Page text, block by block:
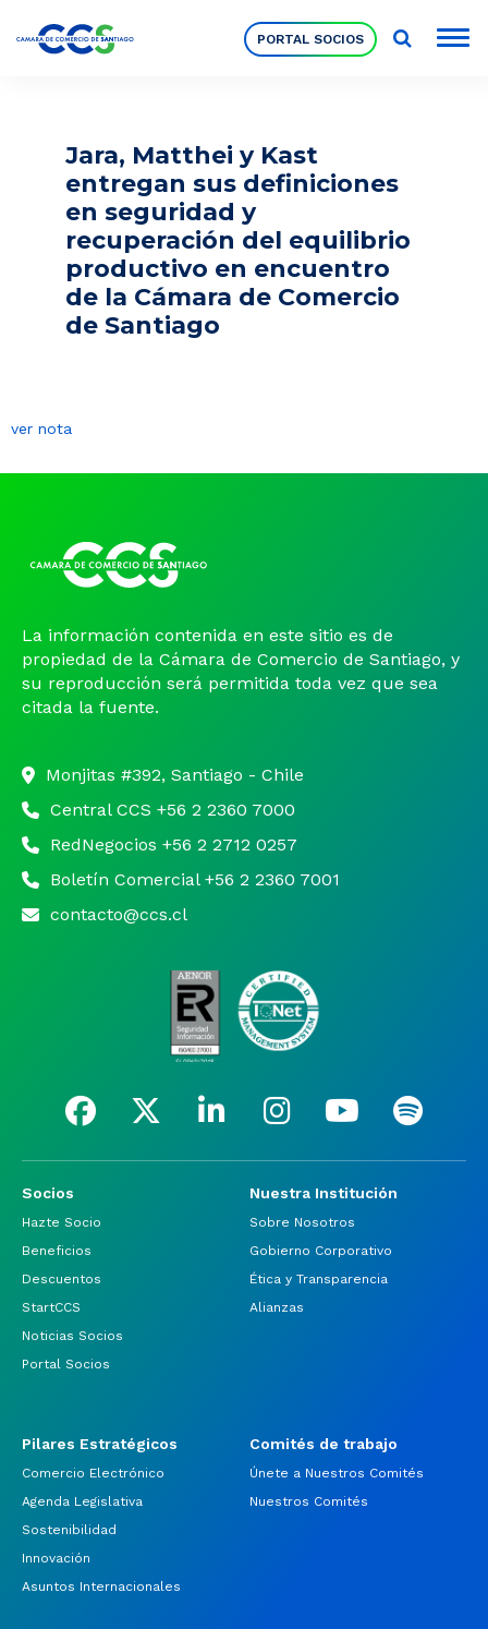
PORTAL SOCIOS
Nuestra Institución
Pilares Estratégicos
Eventos
CAM Santiago
Unidades de Servicios
Jara, Matthei y Kast
entregan sus definiciones
en seguridad y
recuperación del equilibrio
productivo en encuentro
de la Cámara de Comercio
de Santiago
ver nota
La información contenida en este sitio es de
propiedad de la Cámara de Comercio de Santiago, y
su reproducción será permitida toda vez que sea
citada la fuente.
Monjitas #392, Santiago - Chile
Central CCS +56 2 2360 7000
RedNegocios +56 2 2712 0257
Boletín Comercial +56 2 2360 7001
contacto@ccs.cl
Socios
Hazte Socio
Beneficios
Descuentos
StartCCS
Noticias Socios
Portal Socios
Nuestra Institución
Sobre Nosotros
Gobierno Corporativo
Ética y Transparencia
Alianzas
Pilares Estratégicos
Comercio Electrónico
Agenda Legislativa
Sostenibilidad
Innovación
Asuntos Internacionales
Comités de trabajo
Únete a Nuestros Comités
Nuestros Comités